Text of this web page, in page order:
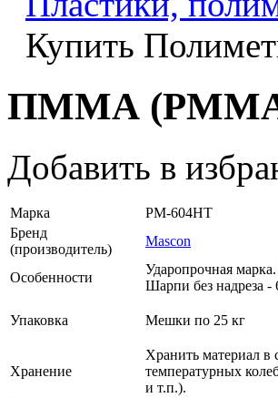
Купить
ПММА
Добавить в
Марка
PM-604HT
Бренд
(производитель)
Mascon
Особенности
Ударопрочная
Шарпи без надреза -
Упаковка Мешки по 25 кг
Хранение
Хранить материал в
температурных
и т.п.).